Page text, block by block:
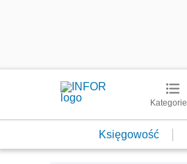
Kategorie
Księgowość